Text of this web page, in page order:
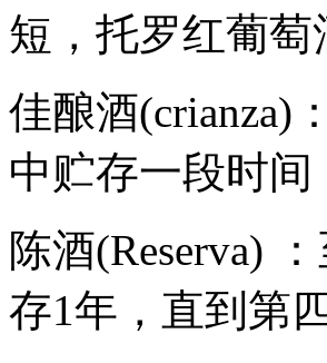
短，托罗红葡
佳酿酒(crianza)
中贮存一段时
陈酒(Reserva)
存1年，直到第